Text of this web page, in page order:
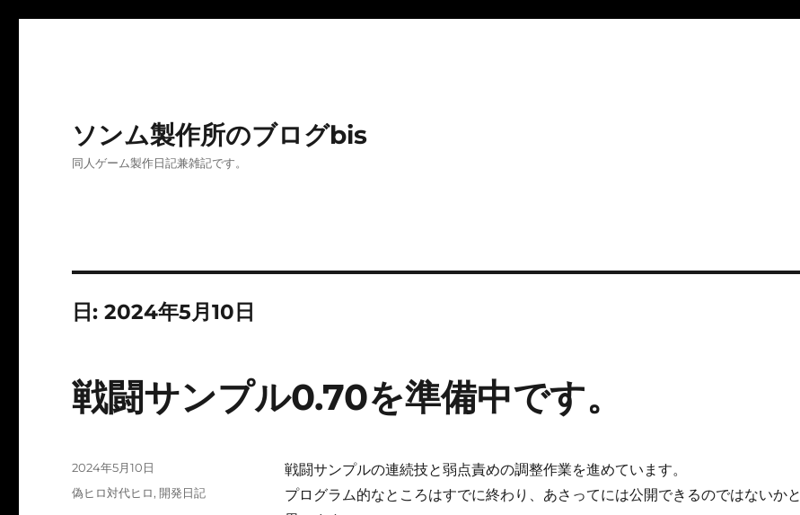
ソンム製作所のブログbis
同人ゲーム製作日記兼雑記です。
日:2024年5月10日
戦闘サンプル0.70を準備中です。
戦闘サンプルの連続技と弱点責めの調整作業を進めています。
プログラム的なところはすでに終わり、あさってには公開できるのではないかと
投
稿
2024年5月10日
カ
偽ヒロ対代ヒロ, 開発日記